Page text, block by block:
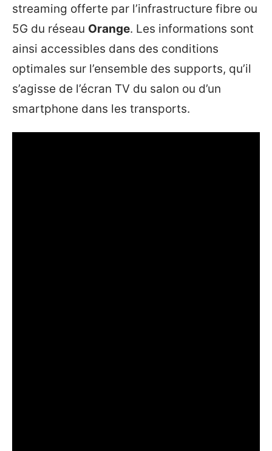
streaming offerte par l’infrastructure fibre ou
5G du réseau Orange. Les informations sont
ainsi accessibles dans des conditions
optimales sur l’ensemble des supports, qu’il
s’agisse de l’écran TV du salon ou d’un
smartphone dans les transports.